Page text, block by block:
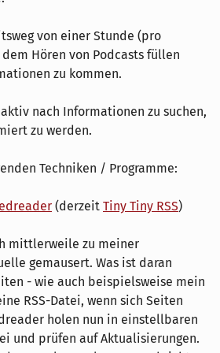
von einer Stunde (pro
Hören von Podcasts füllen
zu kommen.
nach Informationen zu suchen,
zu werden.
Techniken / Programme:
(derzeit Tiny Tiny RSS)
mittlerweile zu meiner
gemausert. Was ist daran
- wie auch beispielsweise mein
RSS-Datei, wenn sich Seiten
holen nun in einstellbaren
und prüfen auf Aktualisierungen.